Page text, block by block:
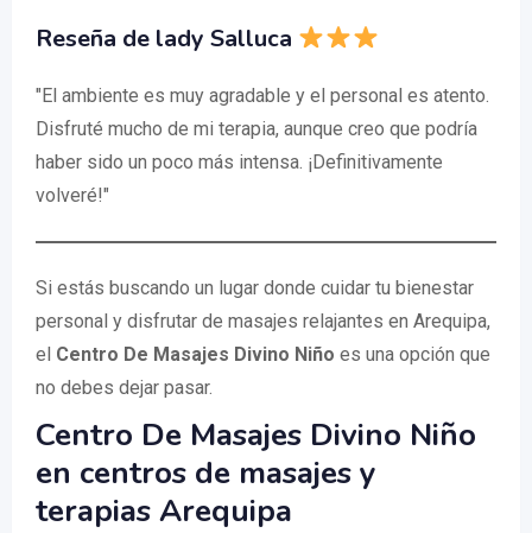
Reseña de lady Salluca
"El ambiente es muy agradable y el personal es atento.
Disfruté mucho de mi terapia, aunque creo que podría
haber sido un poco más intensa. ¡Definitivamente
volveré!"
Si estás buscando un lugar donde cuidar tu bienestar
personal y disfrutar de masajes relajantes en Arequipa,
el Centro De Masajes Divino Niño es una opción que
no debes dejar pasar.
Centro De Masajes Divino Niño
en centros de masajes y
terapias Arequipa